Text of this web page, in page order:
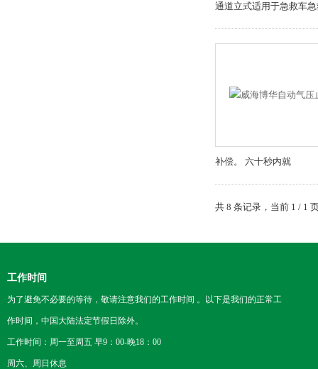
通道立式适用于急救车
补偿。 六十秒内就
共 8 条记录，当前 1 / 1
工作时间
为了避免不必要的等待，敬请注意我们的工作时间 。以下是我们的正常工
作时间，中国大陆法定节假日除外。
工作时间：周一至周五 早9：00-晚18：00
周六、周日休息